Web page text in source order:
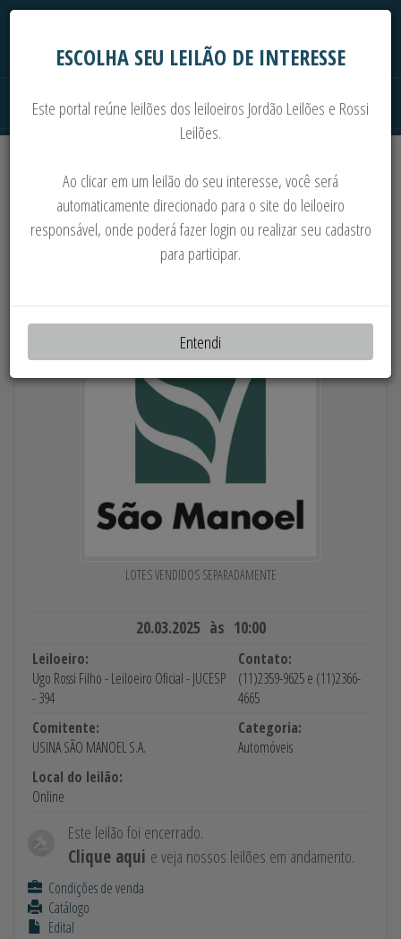
Imoveis Máquinas Sucata
TRATOR JD 8345-R * CAT D5 L* MBB 2213 *
S-10 * 03 STRADA * PALIO * SAVEIRO * 03
LOTES VENDIDOS SEPARADAMENTE
20.03.2025 às 10:00
Leiloeiro:
Ugo Rossi Filho - Leiloeiro Oficial - JUCESP
- 394
Contato:
(11)2359-9625 e (11)2366-
4665
Comitente:
USINA SÃO MANOEL S.A.
Categoria:
Automóveis
Local do leilão:
Online
Este leilão foi encerrado.
Clique aqui e veja nossos leilões em andamento.
Condições de venda
Catálogo
Edital
ESCOLHA SEU LEILÃO DE INTERESSE
Este portal reúne leilões dos leiloeiros Jordão Leilões e Rossi
Leilões.
Ao clicar em um leilão do seu interesse, você será
automaticamente direcionado para o site do leiloeiro
responsável, onde poderá fazer login ou realizar seu cadastro
para participar.
Entendi